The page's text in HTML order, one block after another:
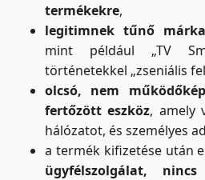
termékekre,
legitimnek tűnő
mint például „TV
történetekkel „zseniális
olcsó, nem
fertőzött eszköz, amely
hálózatot, és személyes
a termék kifizetése után
ügyfélszolgálat,